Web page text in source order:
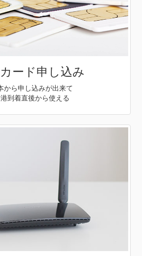
ード申し込み
から申し込みが出来て
到着直後から使える